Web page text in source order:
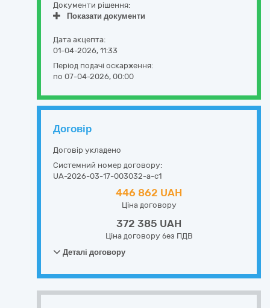
Документи рішення:
Показати документи
Дата акцепта:
01-04-2026, 11:33
Період подачі оскарження:
по 07-04-2026, 00:00
Договір
Договір укладено
Системний номер договору:
UA-2026-03-17-003032-a-c1
446 862 UAH
Ціна договору
372 385 UAH
Ціна договору без ПДВ
Деталі договору